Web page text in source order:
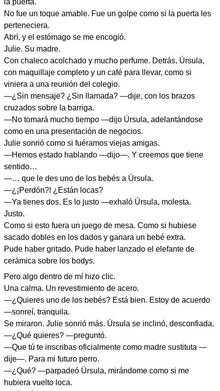
la puerta.
No fue un toque amable. Fue un golpe como si la puerta les
perteneciera.
Abrí, y el estómago se me encogió.
Julie. Su madre.
Con chaleco acolchado y mucho perfume. Detrás, Úrsula,
con maquillaje completo y un café para llevar, como si
viniera a una reunión del colegio.
—¿Sin mensaje? ¿Sin llamada? —dije, con los brazos
cruzados sobre la barriga.
—No tomará mucho tiempo —dijo Úrsula, adelantándose
como en una presentación de negocios.
Julie sonrió como si fuéramos viejas amigas.
—Hemos estado hablando —dijo—. Y creemos que tiene
sentido…
—… que le des uno de los bebés a Úrsula.
—¿¡Perdón?! ¿Están locas?
—Ya tienes dos. Es lo justo —exhaló Úrsula, molesta.
Justo.
Como si esto fuera un juego de mesa. Como si hubiese
sacado dobles en los dados y ganara un bebé extra.
Pude haber gritado. Pude haber lanzado el elefante de
cerámica sobre los bodys.
Pero algo dentro de mí hizo clic.
Una calma. Un revestimiento de acero.
—¿Quieres uno de los bebés? Está bien. Estoy de acuerdo
—sonreí, tranquila.
Se miraron. Julie sonrió más. Úrsula se inclinó, desconfiada.
—¿Qué quieres? —preguntó.
—Que tú te inscribas oficialmente como madre sustituta —
dije—. Para mi futuro perro.
—¿Qué? —parpadeó Úrsula, mirándome como si me
hubiera vuelto loca.